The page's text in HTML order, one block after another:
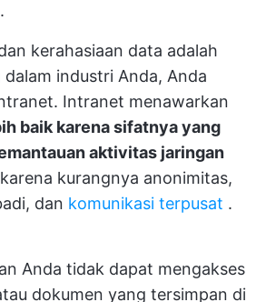
kerahasiaan data adalah
industri Anda, Anda
Intranet menawarkan
baik karena sifatnya yang
aktivitas jaringan
kurangnya anonimitas,
dan komunikasi terpusat .
Anda tidak dapat mengakses
dokumen yang tersimpan di